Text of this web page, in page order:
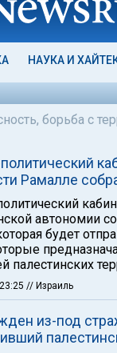
НАУКА И
борьба с
Рамалле
автономии
будет
палестинских
// Израиль
из-под